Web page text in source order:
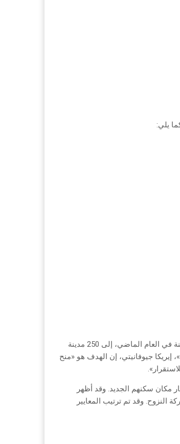
وفي تعليقها على توسيع قائمة المدن المفضلة للعيش في الولايات المتحدة من 150 مدينة في العام الماضي، إلى 250 مدينة
إيريكا جيوفانيتي، إن الهدف هو «منح
عند اختيار مكان سكنهم الجديد. وقد أظهر
النزوح. وقد تم ترتيب المعايير